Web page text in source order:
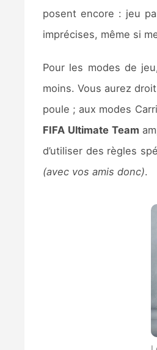
posent encore : jeu
imprécises, même si
Pour les modes de
moins. Vous aurez
poule ; aux modes
FIFA Ultimate Team
d’utiliser des règles
(avec vos amis donc).